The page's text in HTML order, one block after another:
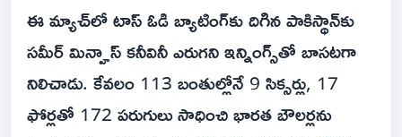
ఈ మ్యాచ్‌లో టాస్ ఓడి బ్యాటింగ్‌కు దిగిన పాకిస్థాన్‌కు
సమీర్ మిన్హాస్ కనీవినీ ఎరుగని ఇన్నింగ్స్‌తో బాసటగా
నిలిచాడు. కేవలం 113 బంతుల్లోనే 9 సిక్సర్లు, 17
ఫోర్లతో 172 పరుగులు సాధించి భారత బౌలర్లను